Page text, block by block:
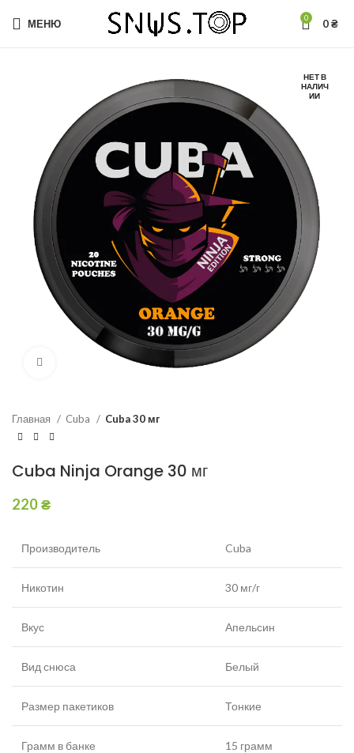
МЕНЮ 0 0₴
НЕТ В
НАЛИЧ
ИИ
Главная Cuba Cuba 30 мг
Cuba Ninja Orange 30 мг
220₴
Производитель Cuba
Никотин 30 мг/г
Вкус Апельсин
Вид снюса Белый
Размер пакетиков Тонкие
Грамм в банке 15 грамм